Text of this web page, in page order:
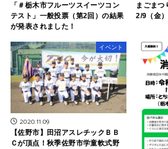
「＃栃木市フルーツスイーツコン
テスト」一般投票（第2回）の結果
が発表されました！
まごまつ
2/9（金
イベント
2020.11.09
【佐野市】田沼アスレチックＢＢ
Ｃが頂点！秋季佐野市学童軟式野